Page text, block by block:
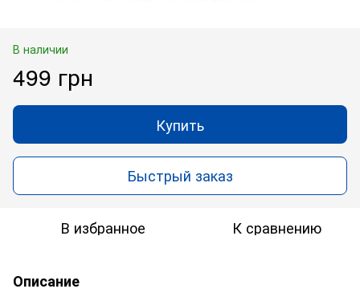
В наличии
499 грн
Купить
Быстрый заказ
В избранное К сравнению
Описание